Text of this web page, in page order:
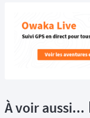
À voir aussi...